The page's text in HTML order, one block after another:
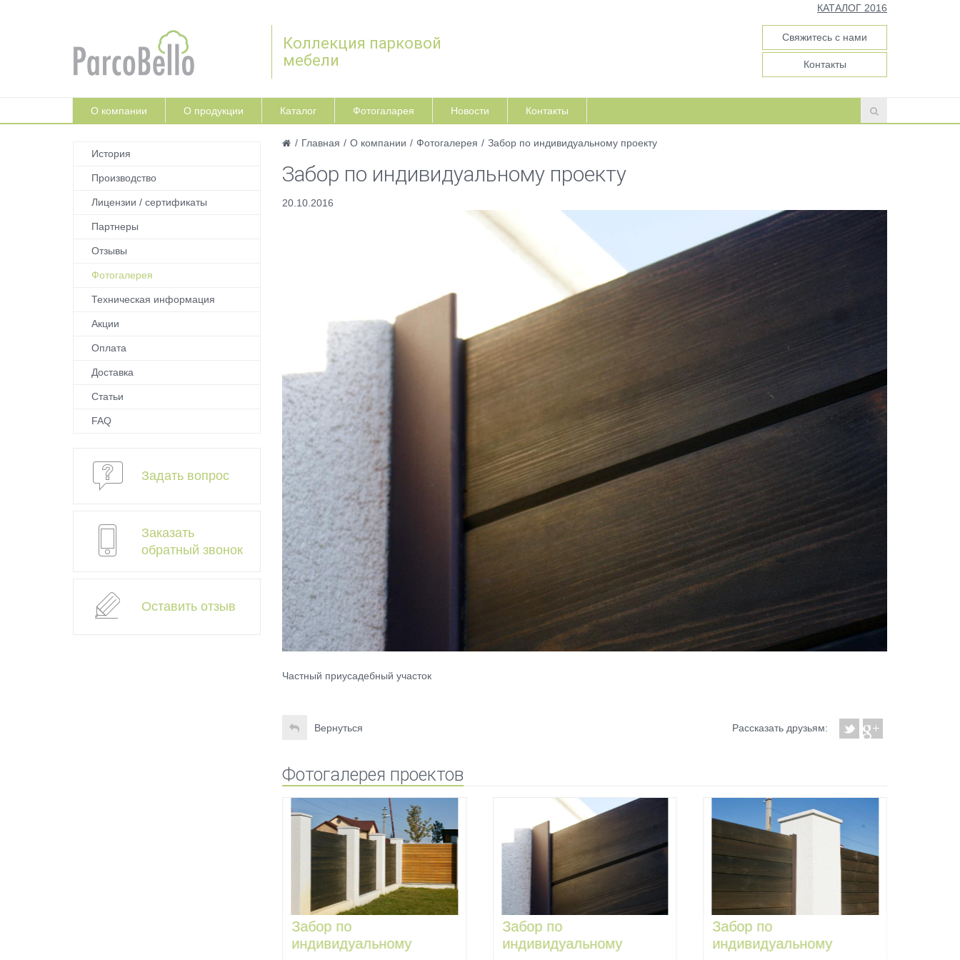
КАТАЛОГ 2016
Коллекция парковой
мебели
Свяжитесь с нами
Контакты
О компании О продукции Каталог Фотогаларея Новости Контакты
/ Главная / О компании / Фотогалерея / Забор по индивидуальному проекту
Забор по индивидуальному проекту
20.10.2016
Частный приусадебный участок
Вернуться Рассказать друзьям:
Фотогалерея проектов
Забор по
индивидуальному
Забор по
индивидуальному
Забор по
индивидуальному
История
Производство
Лицензии / сертификаты
Партнеры
Отзывы
Фотогалерея
Техническая информация
Акции
Оплата
Доставка
Статьи
FAQ
Задать вопрос
Заказать
обратный звонок
Оставить отзыв